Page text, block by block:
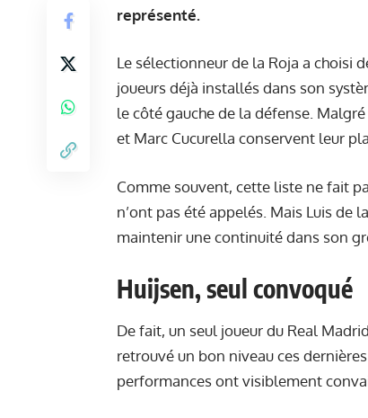
représenté.
Le sélectionneur de la Roja a choisi
joueurs déjà installés dans son
le côté gauche de la défense.
et Marc Cucurella conservent leur
Comme souvent, cette liste ne fait
n’ont pas été appelés. Mais Luis de
maintenir une continuité dans son
Huijsen, seul convoqué
De fait, un seul joueur du Real
retrouvé un bon niveau ces
performances ont visiblement